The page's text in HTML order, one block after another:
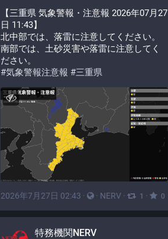
【三重県 気象警報・注意報 2026年07月27
日 11:43】
北中部では、落雷に注意してください。
南部では、土砂災害や落雷に注意してく
ださい。
#気象警報注意報 #三重県
2026年7月27日 02:43 · · NERV · 1 · 0
特務機関NERV